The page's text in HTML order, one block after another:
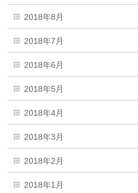
2018年8月
2018年7月
2018年6月
2018年5月
2018年4月
2018年3月
2018年2月
2018年1月